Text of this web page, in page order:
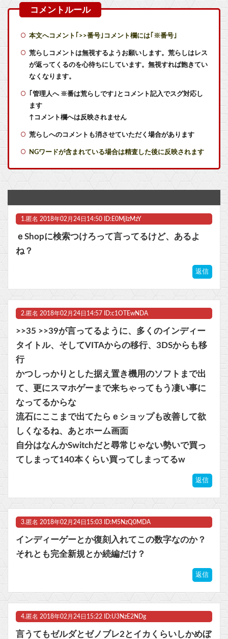
【画像】ホロライブ新作ソシャゲ、またえちえち水着ガチャｗｗ
Switch『カルドセプト ザ ファースト』1,858 本
『ポケモンカードGB』とかいう神ゲーの思い出ｗｗｗｗｗ
『ポケモンカードGB』とかいう神ゲーの思い出ｗｗｗｗｗ
【悲報】最近の漫画出版社、どこの会社もマジでやばいwwwww他
ビットコイン再び1600万円へ。ドル円は147円に
Powered by livedoor 相互RSS
本文へコメント｢>>番号｣コメント欄には｢※番号｣
荒らしコメントは無視するようお願いします。荒らしはレス
が返ってくるのを心待ちにしています。無視すれば飽きてい
なくなります。
｢管理人へ ※番は荒らしです｣とコメント記入でスグ対応し
ます
↑コメント欄へは反映されません
荒らしへのコメントも消させていただく場合があります
NGワードが含まれている場合は精査した後に反映されます
1. 匿名 2018年02月24日14:50 ID:E0MjIzMzY
ｅShopに検索つけろって言ってるけど、あるよ
ね？
返信
2. 匿名 2018年02月24日14:57 ID:c1OTEwNDA
>>35 >>39が言ってるように、多くのインディー
タイトル、そしてVITAからの移行、3DSからも移
行
かつしっかりとした据え置き機用のソフトまで出
て、更にスマホゲーまで来ちゃってもう凄い事に
なってるからな
流石にここまで出てたらｅショップも改善して欲
しくなるね、あとホーム画面
自分はなんかSwitchだと尋常じゃない勢いで買っ
てしまって140本くらい買ってしまってるw
返信
3. 匿名 2018年02月24日15:03 ID:M5NzQ0MDA
インディーゲーとか復刻入れてこの数字なのか？
それとも完全新規とか続編だけ？
返信
4. 匿名 2018年02月24日15:22 ID:U3NzE2NDg
言うてもゼルダとゼノブレ2とイカくらいしかめぼ